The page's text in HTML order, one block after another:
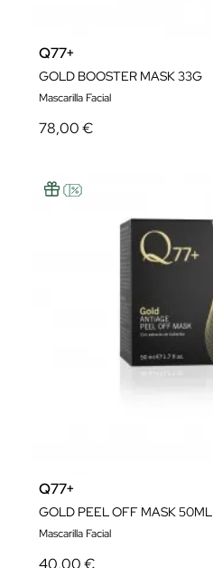
Q77+
GOLD BOOSTER MASK 33G
Mascarilla Facial
78,00 €
Q77+
GOLD PEEL OFF MASK 50ML
Mascarilla Facial
40,00 €